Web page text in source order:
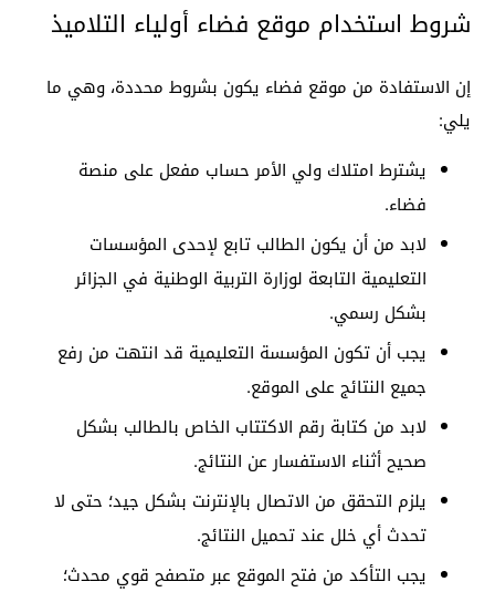
شروط استخدام موقع فضاء أولياء التلاميذ
إن الاستفادة من موقع فضاء يكون بشروط محددة، وهي ما
يلي:
يشترط امتلاك ولي الأمر حساب مفعل على منصة
فضاء.
لابد من أن يكون الطالب تابع لإحدى المؤسسات
التعليمية التابعة لوزارة التربية الوطنية في الجزائر
بشكل رسمي.
يجب أن تكون المؤسسة التعليمية قد انتهت من رفع
جميع النتائج على الموقع.
لابد من كتابة رقم الاكتتاب الخاص بالطالب بشكل
صحيح أثناء الاستفسار عن النتائج.
يلزم التحقق من الاتصال بالإنترنت بشكل جيد؛ حتى لا
تحدث أي خلل عند تحميل النتائج.
يجب التأكد من فتح الموقع عبر متصفح قوي محدث؛